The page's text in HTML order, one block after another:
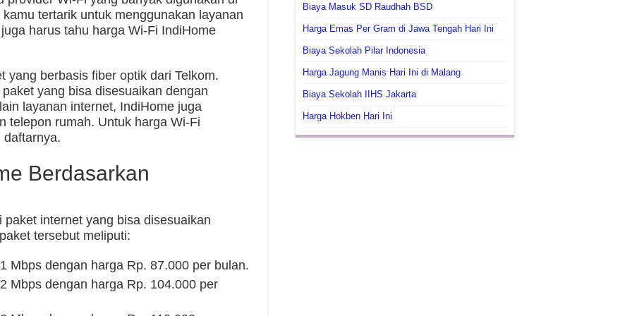
tertarik untuk menggunakan layanan
harus tahu harga Wi-Fi IndiHome
yang berbasis fiber optik dari Telkom.
yang bisa disesuaikan dengan
layanan internet, IndiHome juga
telepon rumah. Untuk harga Wi-Fi
daftarnya.
Berdasarkan
internet yang bisa disesuaikan
tersebut meliputi:
Mbps dengan harga Rp. 87.000 per bulan.
Mbps dengan harga Rp. 104.000 per
Biaya Masuk SD Raudhah BSD
Harga Emas Per Gram di Jawa Tengah Hari Ini
Biaya Sekolah Pilar Indonesia
Harga Jagung Manis Hari Ini di Malang
Biaya Sekolah IIHS Jakarta
Harga Hokben Hari Ini